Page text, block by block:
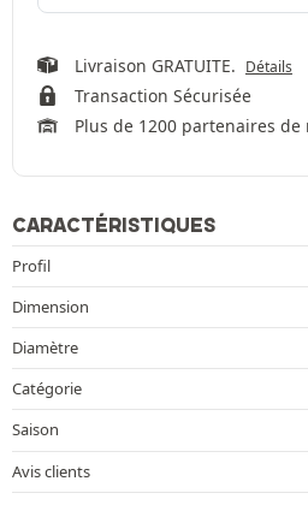
Livraison GRATUITE. Détails
Transaction Sécurisée
Plus de 1200 partenaires de
CARACTÉRISTIQUES
Profil
Dimension
Diamètre
Catégorie
Saison
Avis clients